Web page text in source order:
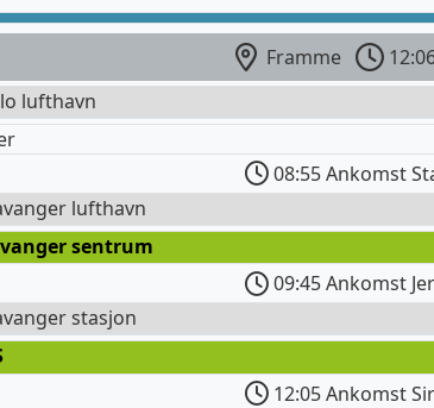
Framme
lufthavn
08:55 Ankomst
lufthavn
sentrum
09:45 Ankomst
stasjon
12:05 Ankomst